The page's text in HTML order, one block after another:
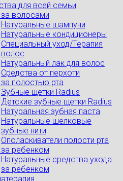
для всей семьи
волосами
Натуральные шампуни
Натуральные кондиционеры
Специальный уход/Терапия
волос
Натуральный лак для волос
Средства от перхоти
полостью рта
Зубные щетки Radius
Детские зубные щетки Radius
Натуральная зубная паста
Натуральные шелковые
зубные нити
Ополаскиватели полости рта
ребенком
Натуральные средства ухода
за ребенком